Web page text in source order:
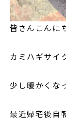
皆さんこんに
カミハギサイ
少し暖かくな
最近帰宅後自